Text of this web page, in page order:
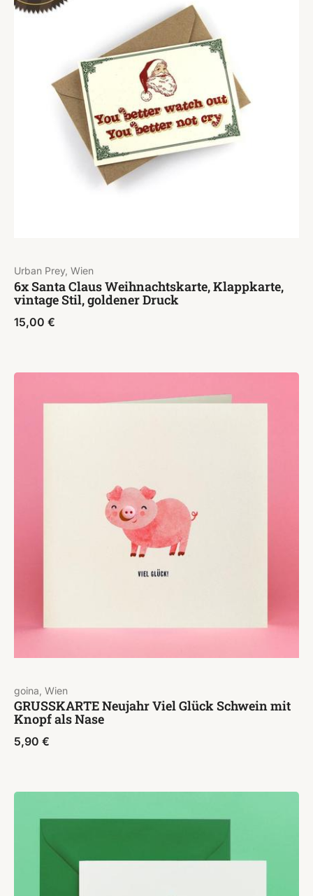
Urban Prey, Wien
6x Santa Claus Weihnachtskarte, Klappkarte,
vintage Stil, goldener Druck
15,00 €
goina, Wien
GRUSSKARTE Neujahr Viel Glück Schwein mit
Knopf als Nase
5,90 €